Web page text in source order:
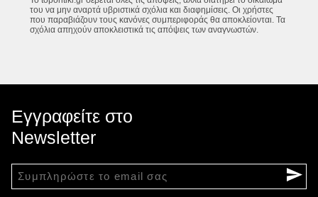
του να μην αναρτά υβριστικά σχόλια και διαφημίσεις. Οι χρήστες
που παραβιάζουν τους κανόνες συμπεριφοράς θα αποκλείονται. Τα
σχόλια απηχούν αποκλειστικά τις απόψεις των αναγνωστών.
Εγγραφείτε στο
Newsletter